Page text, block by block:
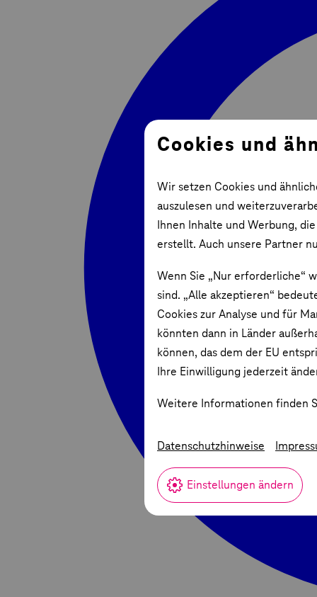
Cookies und
Wir setzen Cookies und
auszulesen und
Ihnen Inhalte und Werbung,
erstellt. Auch unsere Partner
Wenn Sie „Nur erforderliche“
sind. „Alle akzeptieren“
Cookies zur Analyse und für
könnten dann in Länder
können, das dem der EU
Ihre Einwilligung jederzeit
Weitere Informationen finden
Datenschutzhinweise
Einstellungen ändern